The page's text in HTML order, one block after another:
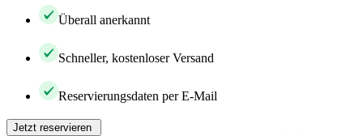
Überall anerkannt
Schneller, kostenloser Versand
Reservierungsdaten per E-Mail
Jetzt reservieren